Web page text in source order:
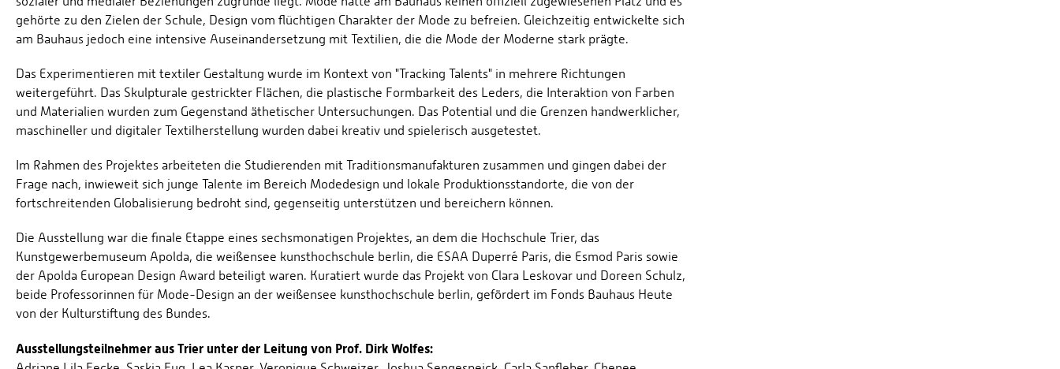
gehörte zu den Zielen der Schule, Design vom flüchtigen Charakter der Mode zu befreien. Gleichzeitig entwickelte sich
am Bauhaus jedoch eine intensive Auseinandersetzung mit Textilien, die die Mode der Moderne stark prägte.
Das Experimentieren mit textiler Gestaltung wurde im Kontext von "Tracking Talents" in mehrere Richtungen
weitergeführt. Das Skulpturale gestrickter Flächen, die plastische Formbarkeit des Leders, die Interaktion von Farben
und Materialien wurden zum Gegenstand äthetischer Untersuchungen. Das Potential und die Grenzen handwerklicher,
maschineller und digitaler Textilherstellung wurden dabei kreativ und spielerisch ausgetestet.
Im Rahmen des Projektes arbeiteten die Studierenden mit Traditionsmanufakturen zusammen und gingen dabei der
Frage nach, inwieweit sich junge Talente im Bereich Modedesign und lokale Produktionsstandorte, die von der
fortschreitenden Globalisierung bedroht sind, gegenseitig unterstützen und bereichern können.
Die Ausstellung war die finale Etappe eines sechsmonatigen Projektes, an dem die Hochschule Trier, das
Kunstgewerbemuseum Apolda, die weißensee kunsthochschule berlin, die ESAA Duperré Paris, die Esmod Paris sowie
der Apolda European Design Award beteiligt waren. Kuratiert wurde das Projekt von Clara Leskovar und Doreen Schulz,
beide Professorinnen für Mode-Design an der weißensee kunsthochschule berlin, gefördert im Fonds Bauhaus Heute
von der Kulturstiftung des Bundes.
Ausstellungsteilnehmer aus Trier unter der Leitung von Prof. Dirk Wolfes: